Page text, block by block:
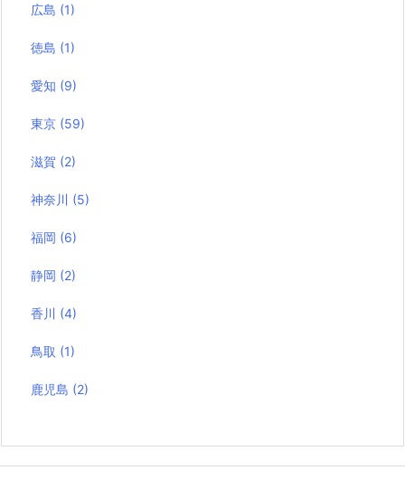
広島 (1)
徳島 (1)
愛知 (9)
東京 (59)
滋賀 (2)
神奈川 (5)
福岡 (6)
静岡 (2)
香川 (4)
鳥取 (1)
鹿児島 (2)